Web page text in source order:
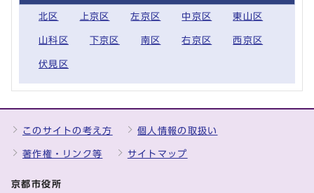
北区 上京区 左京区 中京区 東山区
山科区 下京区 南区 右京区 西京区
伏見区
このサイトの考え方 個人情報の取扱い
著作権・リンク等 サイトマップ
京都市役所